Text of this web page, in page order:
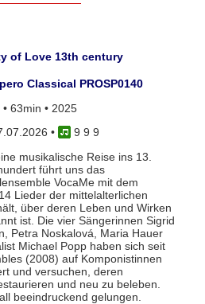
of Love 13th century
Classical PROSP0140
• 63min • 2025
•
9 9 9
musikalische Reise ins 13.
führt uns das
VocaMe mit dem
Lieder der mittelalterlichen
über deren Leben und Wirken
ist. Die vier Sängerinnen Sigrid
Petra Noskalová, Maria Hauer
Michael Popp haben sich seit
(2008) auf Komponistinnen
und versuchen, deren
und neu zu beleben.
beeindruckend gelungen.